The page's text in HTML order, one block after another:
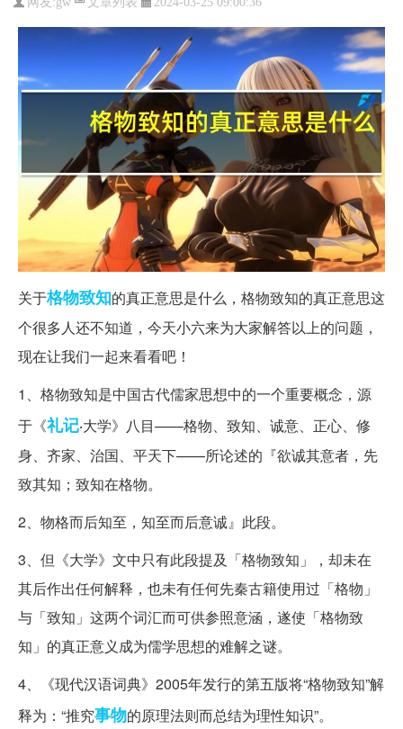
关于格物致知的真正意思是什么，格物致知的真正意思这
个很多人还不知道，今天小六来为大家解答以上的问题，
现在让我们一起来看看吧！
1、格物致知是中国古代儒家思想中的一个重要概念，源
于《礼记‧大学》八目——格物、致知、诚意、正心、修
身、齐家、治国、平天下——所论述的『欲诚其意者，先
致其知；致知在格物。
2、物格而后知至，知至而后意诚』此段。
3、但《大学》文中只有此段提及「格物致知」，却未在
其后作出任何解释，也未有任何先秦古籍使用过「格物」
与「致知」这两个词汇而可供参照意涵，遂使「格物致
知」的真正意义成为儒学思想的难解之谜。
4、《现代汉语词典》2005年发行的第五版将“格物致知”解
释为：“推究事物的原理法则而总结为理性知识”。